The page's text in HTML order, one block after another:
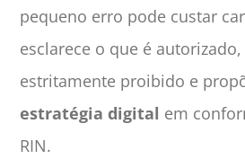
pequeno erro pode custar
esclarece o que é
estritamente proibido e
estratégia digital em
RIN.